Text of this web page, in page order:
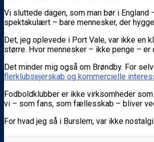
Vi sluttede dagen, som man bør i
spektakulært – bare mennesker, der
Det, jeg oplevede i Port Vale, var ikke en
større. Hvor mennesker – ikke penge – er
Det minder mig også om Brøndby. For
flerklubsejerskab og kommercielle
Fodboldklubber er ikke virksomheder
vi – som fans, som fællesskab – bliver
For hvad jeg så i Burslem, var ikke